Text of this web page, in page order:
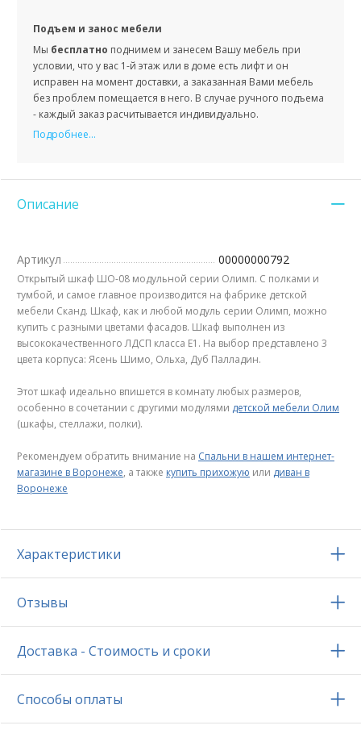
Подъем и занос мебели
Мы бесплатно поднимем и занесем Вашу мебель при
условии, что у вас 1-й этаж или в доме есть лифт и он
исправен на момент доставки, а заказанная Вами мебель
без проблем помещается в него. В случае ручного подъема
- каждый заказ расчитывается индивидуально.
Подробнее...
Описание
Артикул 00000000792
Открытый шкаф ШО-08 модульной серии Олимп. С полками и
тумбой, и самое главное производится на фабрике детской
мебели Сканд. Шкаф, как и любой модуль серии Олимп, можно
купить с разными цветами фасадов. Шкаф выполнен из
высококачественного ЛДСП класса Е1. На выбор представлено 3
цвета корпуса: Ясень Шимо, Ольха, Дуб Палладин.
Этот шкаф идеально впишется в комнату любых размеров,
особенно в сочетании с другими модулями детской мебели Олим
(шкафы, стеллажи, полки).
Рекомендуем обратить внимание на Спальни в нашем интернет-
магазине в Воронеже, а также купить прихожую или диван в
Воронеже
Характеристики
Отзывы
Доставка - Стоимость и сроки
Способы оплаты